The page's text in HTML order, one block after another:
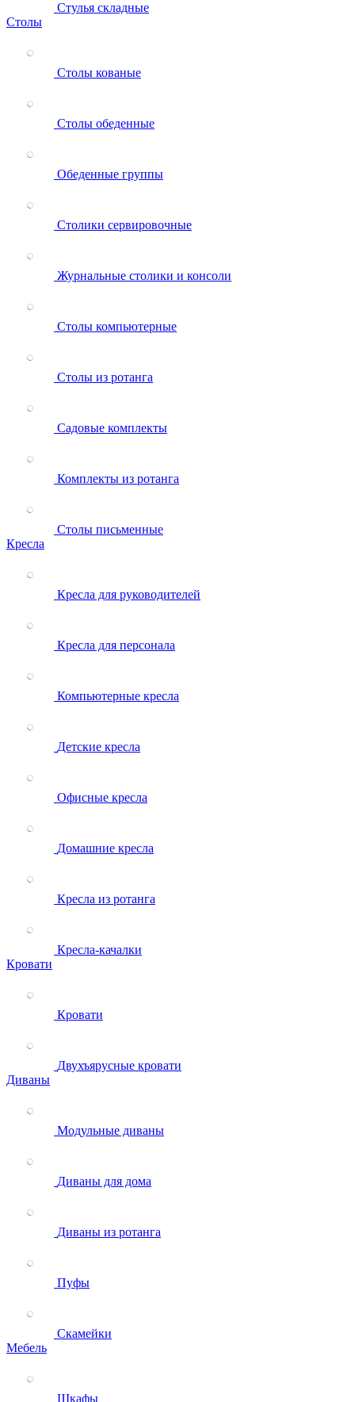
Стулья складные
Столы
Столы кованые
Столы обеденные
Обеденные группы
Столики сервировочные
Журнальные столики и консоли
Столы компьютерные
Столы из ротанга
Садовые комплекты
Комплекты из ротанга
Столы письменные
Кресла
Кресла для руководителей
Кресла для персонала
Компьютерные кресла
Детские кресла
Офисные кресла
Домашние кресла
Кресла из ротанга
Кресла-качалки
Кровати
Кровати
Двухъярусные кровати
Диваны
Модульные диваны
Диваны для дома
Диваны из ротанга
Пуфы
Скамейки
Мебель
Шкафы